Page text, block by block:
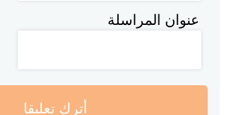
عنوان المراسلة
أترك تعليقا